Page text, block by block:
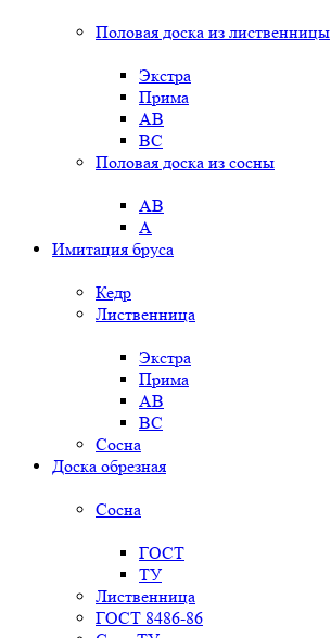
Половая доска из лиственницы
Экстра
Прима
AB
BC
Половая доска из сосны
AB
A
Имитация бруса
Кедр
Лиственница
Экстра
Прима
AB
BC
Сосна
Доска обрезная
Сосна
ГОСТ
ТУ
Лиственница
ГОСТ 8486-86